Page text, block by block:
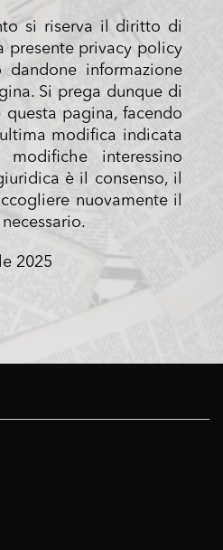
si riserva il diritto di
presente privacy policy
informazione
Si prega dunque di
pagina, facendo
modifica indicata
interessino
è il consenso, il
nuovamente il
2025